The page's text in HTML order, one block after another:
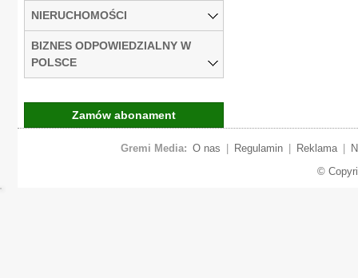
NIERUCHOMOŚCI
BIZNES ODPOWIEDZIALNY W
POLSCE
Zamów abonament
Gremi Media: O nas Regulamin Reklama
©